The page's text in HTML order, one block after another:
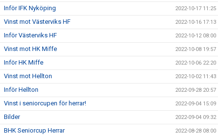
Inför IFK Nyköping 2022-10-17 11:25
Vinst mot Västerviks HF 2022-10-16 17:13
Inför Västerviks HF 2022-10-12 08:00
Vinst mot HK Miffe 2022-10-08 19:57
Inför HK Miffe 2022-10-06 22:20
Vinst mot Hellton 2022-10-02 11:43
Inför Hellton 2022-09-28 20:57
Vinst i seniorcupen för herrar! 2022-09-04 15:09
Bilder 2022-09-04 09:32
BHK Seniorcup Herrar 2022-08-28 08:00